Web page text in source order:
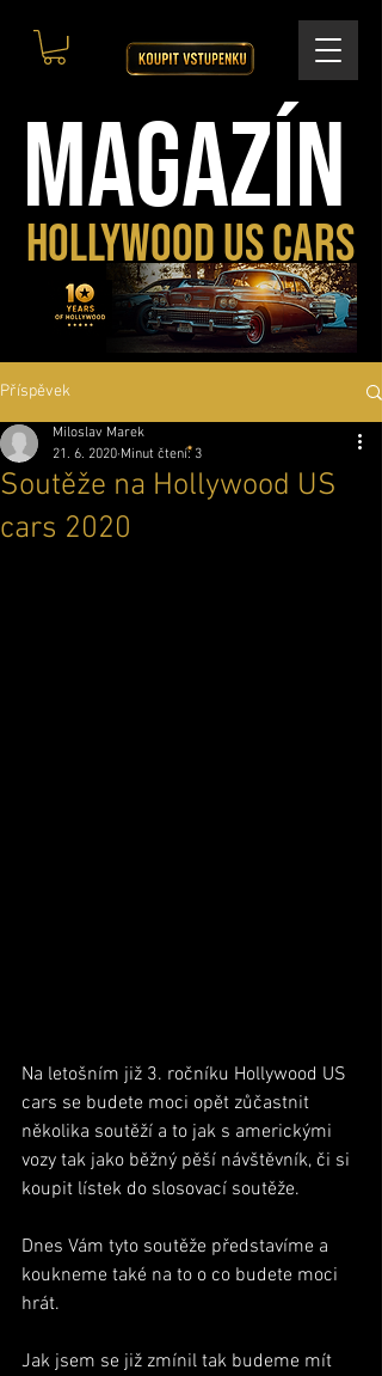
Příspěvek
Soutěže na Hollywood US
cars 2020
Miloslav Marek
21. 6. 2020 Minut čtení: 3
Na letošním již 3. ročníku Hollywood US
cars se budete moci opět zůčastnit
několika soutěží a to jak s americkými
vozy tak jako běžný pěší návštěvník, či si
koupit lístek do slosovací soutěže.
Dnes Vám tyto soutěže představíme a
koukneme také na to o co budete moci
hrát.
Jak jsem se již zmínil tak budeme mít
MAGAZÍN
HOLLYWOOD US CARS